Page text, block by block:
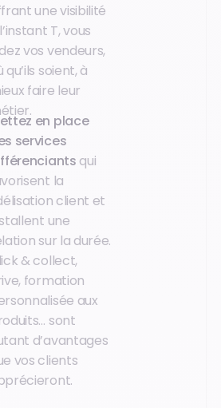
une visibilité
T, vous
vos vendeurs,
qu’ils soient, à
faire leur
en place
services
qui
la
client et
une
sur la durée.
& collect,
formation
aux
sont
d’avantages
vos clients